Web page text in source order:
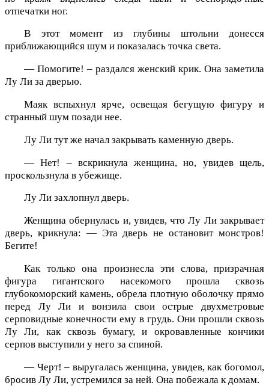
отпечатки ног.
В этот момент из глубины штольни донесся
приближающийся шум и показалась точка света.
— Помогите! – раздался женский крик. Она заметила
Лу Ли за дверью.
Маяк вспыхнул ярче, освещая бегущую фигуру и
странный шум позади нее.
Лу Ли тут же начал закрывать каменную дверь.
— Нет! – вскрикнула женщина, но, увидев щель,
проскользнула в убежище.
Лу Ли захлопнул дверь.
Женщина обернулась и, увидев, что Лу Ли закрывает
дверь, крикнула: — Эта дверь не остановит монстров!
Бегите!
Как только она произнесла эти слова, призрачная
фигура гигантского насекомого прошла сквозь
глубокоморский камень, обрела плотную оболочку прямо
перед Лу Ли и вонзила свои острые двухметровые
серповидные конечности ему в грудь. Они прошли сквозь
Лу Ли, как сквозь бумагу, и окровавленные кончики
серпов выступили у него за спиной.
— Черт! – выругалась женщина, увидев, как богомол,
бросив Лу Ли, устремился за ней. Она побежала к домам.